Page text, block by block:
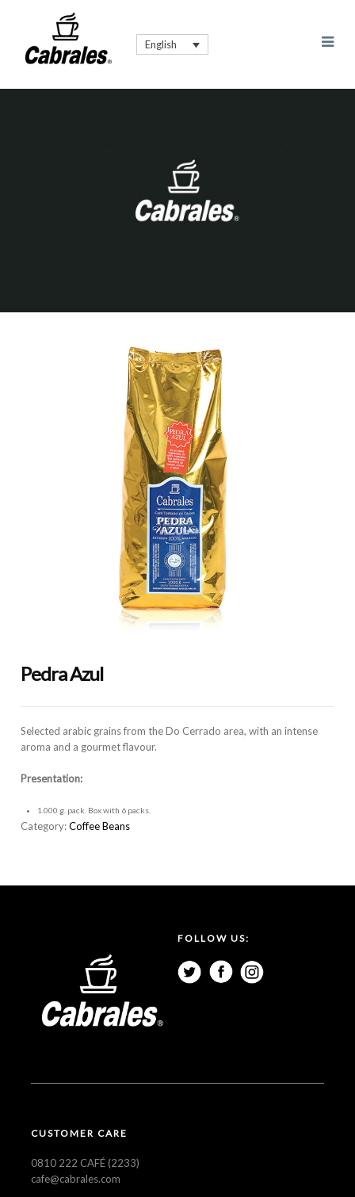
English
Pedra Azul
Selected arabic grains from the Do Cerrado area, with an intense
aroma and a gourmet flavour.
Presentation:
1.000 g. pack. Box with 6 packs.
Category:Coffee Beans
FOLLOW US:
CUSTOMER CARE
0810 222 CAFÉ (2233)
cafe@cabrales.com